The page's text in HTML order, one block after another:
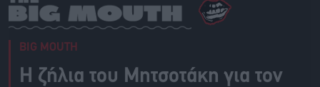
BIG MOUTH
Η ζήλια του Μητσοτάκη για τον